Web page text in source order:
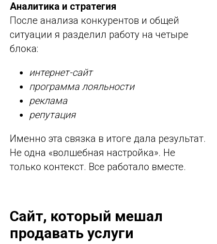
Аналитика и стратегия
После анализа конкурентов и общей
ситуации я разделил работу на четыре
блока:
интернет-сайт
программа лояльности
реклама
репутация
Именно эта связка в итоге дала результат.
Не одна «волшебная настройка». Не
только контекст. Все работало вместе.
Сайт, который мешал
продавать услуги